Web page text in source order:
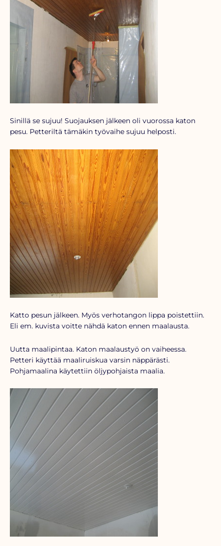
Sinillä se sujuu! Suojauksen jälkeen oli vuorossa katon
pesu. Petteriltä tämäkin työvaihe sujuu helposti.
Katto pesun jälkeen. Myös verhotangon lippa poistettiin.
Eli em. kuvista voitte nähdä katon ennen maalausta.
Uutta maalipintaa. Katon maalaustyö on vaiheessa.
Petteri käyttää maaliruiskua varsin näppärästi.
Pohjamaalina käytettiin öljypohjaista maalia.